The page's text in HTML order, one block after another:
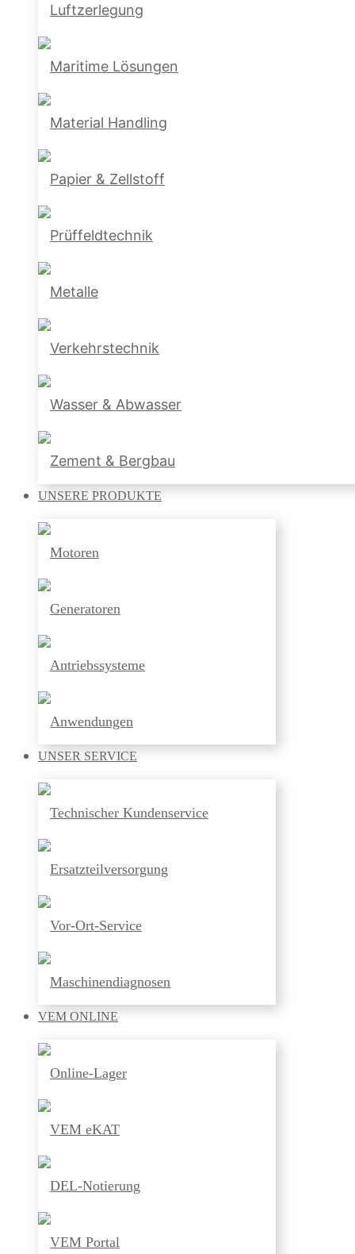
Luftzerlegung
Maritime Lösungen
Material Handling
Papier & Zellstoff
Prüffeldtechnik
Metalle
Verkehrstechnik
Wasser & Abwasser
Zement & Bergbau
UNSERE PRODUKTE
Motoren
Generatoren
Antriebssysteme
Anwendungen
UNSER SERVICE
Technischer Kundenservice
Ersatzteilversorgung
Vor-Ort-Service
Maschinendiagnosen
VEM ONLINE
Online-Lager
VEM eKAT
DEL-Notierung
VEM Portal